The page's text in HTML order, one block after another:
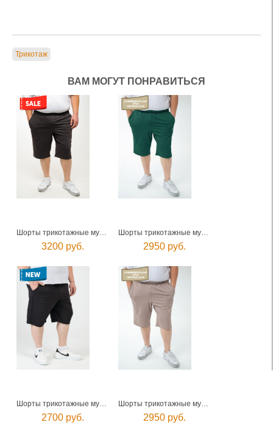
Трикотаж
ВАМ МОГУТ ПОНРАВИТЬСЯ
Шорты трикотажные мужские
3200 руб.
Шорты трикотажные мужские
2950 руб.
Шорты трикотажные мужские
2700 руб.
Шорты трикотажные мужские
2950 руб.